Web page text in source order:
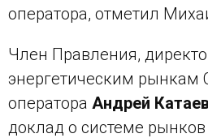
оператора, отметил
Член Правления,
энергетическим рынкам
оператора Андрей Катаев
доклад о системе рынков